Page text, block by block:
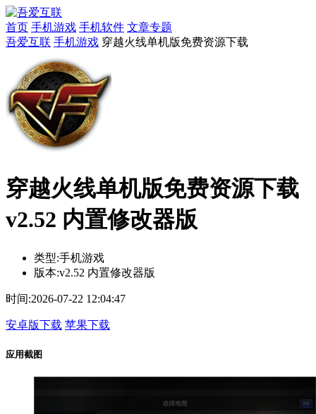
首页 手机游戏 手机软件 文章专题
吾爱互联 手机游戏 穿越火线单机版免费资源下载
穿越火线单机版免费资源下载
v2.52 内置修改器版
类型:手机游戏
版本:v2.52 内置修改器版
时间:2026-07-22 12:04:47
安卓版下载 苹果下载
应用截图